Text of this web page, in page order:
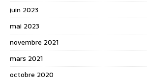
juin 2023
mai 2023
novembre 2021
mars 2021
octobre 2020